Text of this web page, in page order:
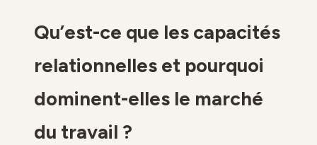
Qu’est-ce que les capacités
relationnelles et pourquoi
dominent-elles le marché
du travail ?